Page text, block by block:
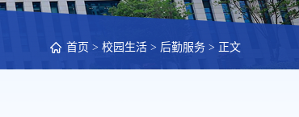
首页 > 校园生活 > 后勤服务 > 正文